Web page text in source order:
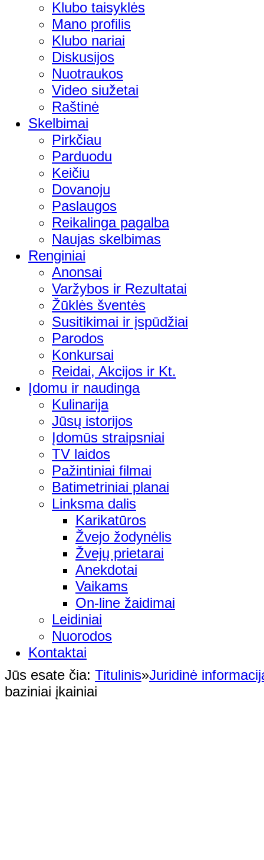
Klubo taisyklės
Mano profilis
Klubo nariai
Diskusijos
Nuotraukos
Video siužetai
Raštinė
Skelbimai
Pirkčiau
Parduodu
Keičiu
Dovanoju
Paslaugos
Reikalinga pagalba
Naujas skelbimas
Renginiai
Anonsai
Varžybos ir Rezultatai
Žūklės šventės
Susitikimai ir įspūdžiai
Parodos
Konkursai
Reidai, Akcijos ir Kt.
Įdomu ir naudinga
Kulinarija
Jūsų istorijos
Įdomūs straipsniai
TV laidos
Pažintiniai filmai
Batimetriniai planai
Linksma dalis
Karikatūros
Žvejo žodynėlis
Žvejų prietarai
Anekdotai
Vaikams
On-line žaidimai
Leidiniai
Nuorodos
Kontaktai
Jūs esate čia: Titulinis»Juridinė
baziniai įkainiai